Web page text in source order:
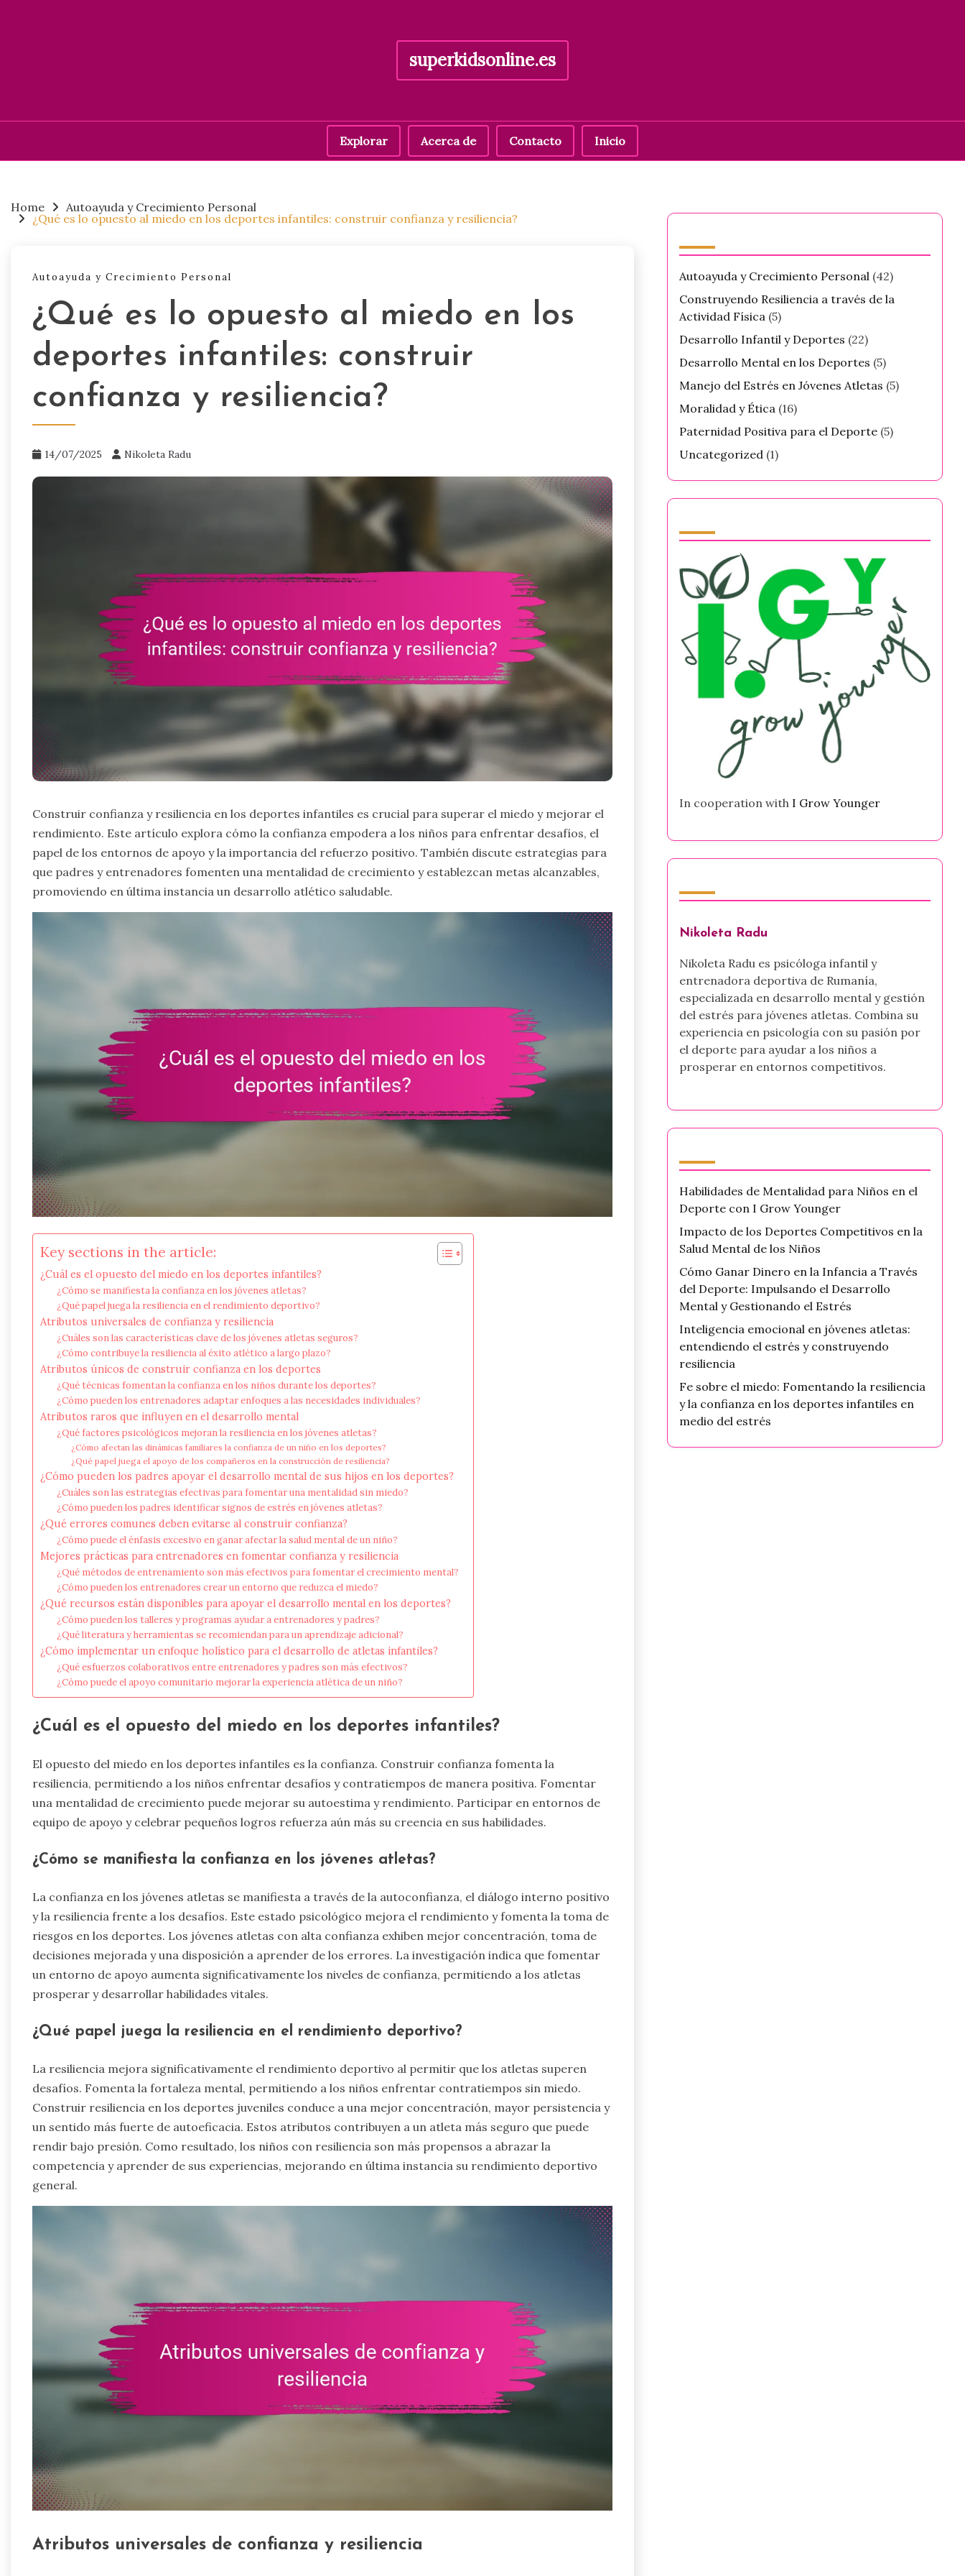
superkidsonline.es
Explorar Acerca de Contacto
Inicio
content
Home
Autoayuda y Crecimiento Personal
¿Qué es lo opuesto al miedo en los deportes infantiles: construir confianza y resiliencia?
Autoayuda y Crecimiento Personal
¿Qué es lo opuesto al miedo en los
deportes infantiles: construir
confianza y resiliencia?
14/07/2025 Nikoleta Radu
Construir confianza y resiliencia en los deportes infantiles es crucial para superar el miedo y mejorar el
rendimiento. Este artículo explora cómo la confianza empodera a los niños para enfrentar desafíos, el
papel de los entornos de apoyo y la importancia del refuerzo positivo. También discute estrategias para
que padres y entrenadores fomenten una mentalidad de crecimiento y establezcan metas alcanzables,
promoviendo en última instancia un desarrollo atlético saludable.
Key sections in the article:
¿Cuál es el opuesto del miedo en los deportes infantiles?
¿Cómo se manifiesta la confianza en los jóvenes atletas?
¿Qué papel juega la resiliencia en el rendimiento deportivo?
Atributos universales de confianza y resiliencia
¿Cuáles son las características clave de los jóvenes atletas seguros?
¿Cómo contribuye la resiliencia al éxito atlético a largo plazo?
Atributos únicos de construir confianza en los deportes
¿Qué técnicas fomentan la confianza en los niños durante los deportes?
¿Cómo pueden los entrenadores adaptar enfoques a las necesidades individuales?
Atributos raros que influyen en el desarrollo mental
¿Qué factores psicológicos mejoran la resiliencia en los jóvenes atletas?
¿Cómo afectan las dinámicas familiares la confianza de un niño en los deportes?
¿Qué papel juega el apoyo de los compañeros en la construcción de resiliencia?
¿Cómo pueden los padres apoyar el desarrollo mental de sus hijos en los deportes?
¿Cuáles son las estrategias efectivas para fomentar una mentalidad sin miedo?
¿Cómo pueden los padres identificar signos de estrés en jóvenes atletas?
¿Qué errores comunes deben evitarse al construir confianza?
¿Cómo puede el énfasis excesivo en ganar afectar la salud mental de un niño?
Mejores prácticas para entrenadores en fomentar confianza y resiliencia
¿Qué métodos de entrenamiento son más efectivos para fomentar el crecimiento mental?
¿Cómo pueden los entrenadores crear un entorno que reduzca el miedo?
¿Qué recursos están disponibles para apoyar el desarrollo mental en los deportes?
¿Cómo pueden los talleres y programas ayudar a entrenadores y padres?
¿Qué literatura y herramientas se recomiendan para un aprendizaje adicional?
¿Cómo implementar un enfoque holístico para el desarrollo de atletas infantiles?
¿Qué esfuerzos colaborativos entre entrenadores y padres son más efectivos?
¿Cómo puede el apoyo comunitario mejorar la experiencia atlética de un niño?
¿Cuál es el opuesto del miedo en los deportes infantiles?
El opuesto del miedo en los deportes infantiles es la confianza. Construir confianza fomenta la
resiliencia, permitiendo a los niños enfrentar desafíos y contratiempos de manera positiva. Fomentar
una mentalidad de crecimiento puede mejorar su autoestima y rendimiento. Participar en entornos de
equipo de apoyo y celebrar pequeños logros refuerza aún más su creencia en sus habilidades.
¿Cómo se manifiesta la confianza en los jóvenes atletas?
La confianza en los jóvenes atletas se manifiesta a través de la autoconfianza, el diálogo interno positivo
y la resiliencia frente a los desafíos. Este estado psicológico mejora el rendimiento y fomenta la toma de
riesgos en los deportes. Los jóvenes atletas con alta confianza exhiben mejor concentración, toma de
decisiones mejorada y una disposición a aprender de los errores. La investigación indica que fomentar
un entorno de apoyo aumenta significativamente los niveles de confianza, permitiendo a los atletas
prosperar y desarrollar habilidades vitales.
¿Qué papel juega la resiliencia en el rendimiento deportivo?
La resiliencia mejora significativamente el rendimiento deportivo al permitir que los atletas superen
desafíos. Fomenta la fortaleza mental, permitiendo a los niños enfrentar contratiempos sin miedo.
Construir resiliencia en los deportes juveniles conduce a una mejor concentración, mayor persistencia y
un sentido más fuerte de autoeficacia. Estos atributos contribuyen a un atleta más seguro que puede
rendir bajo presión. Como resultado, los niños con resiliencia son más propensos a abrazar la
competencia y aprender de sus experiencias, mejorando en última instancia su rendimiento deportivo
general.
Atributos universales de confianza y resiliencia
Autoayuda y Crecimiento Personal(42)
Construyendo Resiliencia a través de la
Actividad Física(5)
Desarrollo Infantil y Deportes (22)
Desarrollo Mental en los Deportes (5)
Manejo del Estrés en Jóvenes Atletas (5)
Moralidad y Ética(16)
Paternidad Positiva para el Deporte(5)
Uncategorized(1)
In cooperation with I Grow Younger
Nikoleta Radu
Nikoleta Radu es psicóloga infantil y
entrenadora deportiva de Rumanía,
especializada en desarrollo mental y gestión
del estrés para jóvenes atletas. Combina su
experiencia en psicología con su pasión por
el deporte para ayudar a los niños a
prosperar en entornos competitivos.
Habilidades de Mentalidad para Niños en el
Deporte con I Grow Younger
Impacto de los Deportes Competitivos en la
Salud Mental de los Niños
Cómo Ganar Dinero en la Infancia a Través
del Deporte: Impulsando el Desarrollo
Mental y Gestionando el Estrés
Inteligencia emocional en jóvenes atletas:
entendiendo el estrés y construyendo
resiliencia
Fe sobre el miedo: Fomentando la resiliencia
y la confianza en los deportes infantiles en
medio del estrés